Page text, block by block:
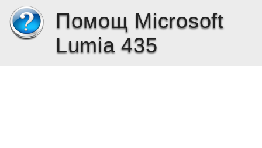
Помощ Microsoft
Lumia 435